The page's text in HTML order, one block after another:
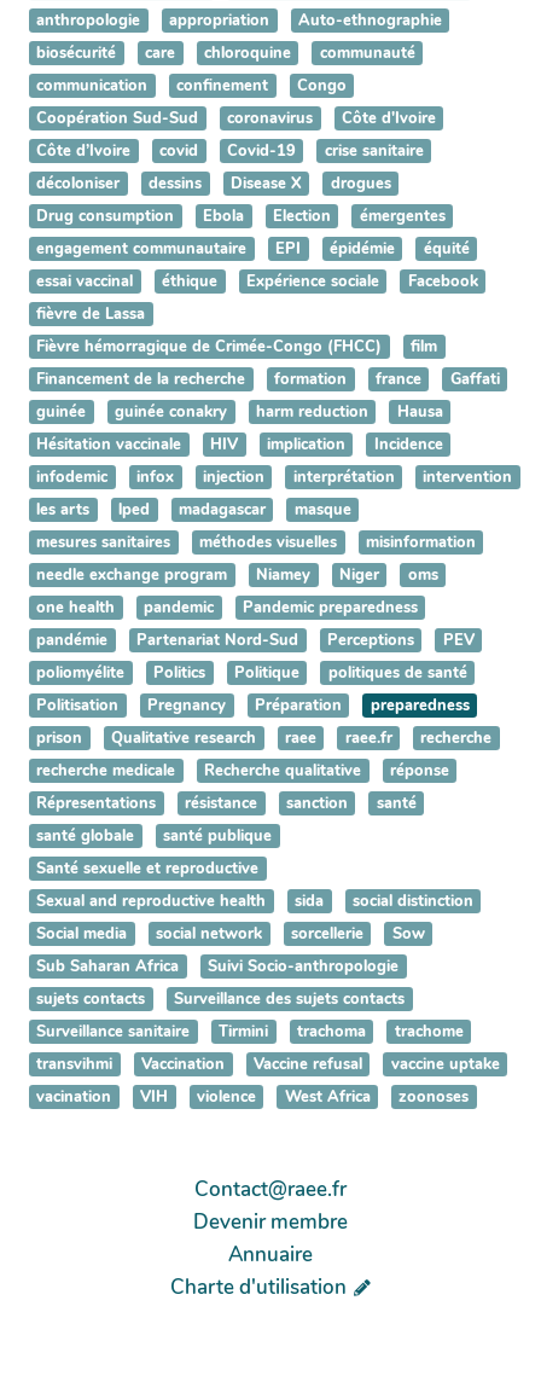
anthropologie
appropriation
Auto-ethnographie
biosécurité
care chloroquine
communauté
communication
confinement
Congo
Coopération Sud-Sud
coronavirus
Côte d'Ivoire
Côte d’Ivoire
covid Covid-19
crise sanitaire
décoloniser
dessins Disease X
drogues
Drug consumption
Ebola Election
émergentes
engagement communautaire
EPI épidémie
équité
essai vaccinal
éthique Expérience sociale
Facebook
fièvre de Lassa
Fièvre hémorragique de Crimée-Congo (FHCC)
film
Financement de la recherche
formation france
Gaffati
guinée
guinée conakry harm reduction
Hausa
Hésitation vaccinale
HIV implication
Incidence
infodemic
infox injection interprétation
intervention
les arts
lped madagascar
masque
mesures sanitaires
méthodes visuelles
misinformation
needle exchange program
Niamey Niger
oms
one health
pandemic
Pandemic preparedness
pandémie
Partenariat Nord-Sud Perceptions
PEV
poliomyélite
Politics Politique
politiques de santé
Politisation
Pregnancy Préparation
preparedness
prison
Qualitative research raee raee.fr
recherche
recherche medicale
Recherche qualitative
réponse
Répresentations
résistance sanction
santé
santé globale
santé publique
Santé sexuelle et reproductive
Sexual and reproductive health
sida
social distinction
Social media
social network sorcellerie
Sow
Sub Saharan Africa
Suivi Socio-anthropologie
sujets contacts
Surveillance des sujets contacts
Surveillance sanitaire
Tirmini trachoma
trachome
transvihmi
Vaccination Vaccine refusal
vaccine uptake
vacination
VIH violence West Africa zoonoses
Contact@raee.fr
Devenir membre
Annuaire
Charte d'utilisation